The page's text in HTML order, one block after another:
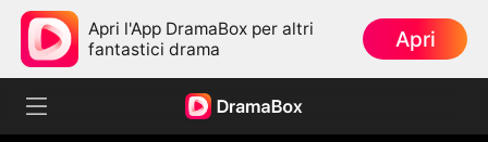
Apri l'App DramaBox per altri
fantastici drama
Apri